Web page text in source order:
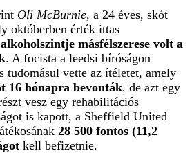
Oli McBurnie, a 24 éves, skót
októberben érték ittas
másfélszerese volt a
. A focista a leedsi bíróságon
tudomásul vette az ítéletet, amely
16 hónapra bevonták, de azt egy
vesz egy rehabilitációs
is kapott, a Sheffield United
28 500 fontos (11,2
kell befizetnie.